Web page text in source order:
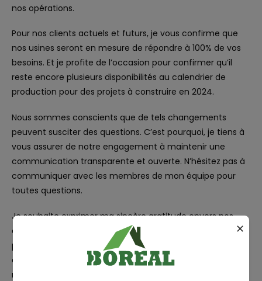
nos opérations.
Pour nos clients actuels et futurs, je vous confirme que
nos usines seront en mesure de répondre à 100% de vos
besoins. Et je profite de l’occasion pour confirmer qu’il
reste encore plusieurs disponibilités au calendrier de
production pour des projets à construire en 2024.
Nous sommes conscients que de tels changements
peuvent susciter des questions. C’est pourquoi, je tiens à
vous assurer de notre engagement à maintenir une
communication transparente et ouverte. N’hésitez pas à
communiquer avec les membres de mon équipe pour
toutes questions.
Je souhaite exprimer ma sincère gratitude envers nos
employés pour leur compréhension et leur
professionnalisme. Prendre une décision de cette
envergure n’est jamais simple, mais elle est dictée par
notre désir commun de pérennité pour l’organisation.
✕